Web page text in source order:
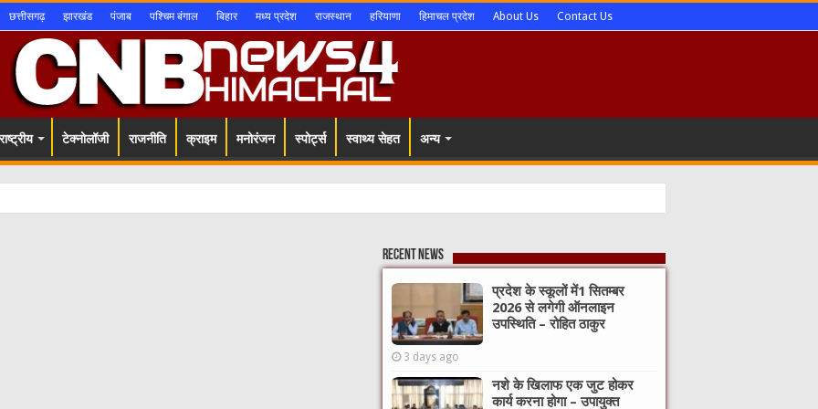
छत्तीसगढ़ झारखंड पंजाब पश्चिम बंगाल बिहार मध्य प्रदेश राजस्थान हरियाणा हिमाचल प्रदेश About Us Contact Us
टेक्नोलॉजी राजनीति क्राइम मनोरंजन स्पोर्ट्स स्वाथ्य सेहत अन्य
Recent News
प्रदेश के स्कूलों में1 सितम्बर
2026 से लगेगी ऑनलाइन
उपस्थिति – रोहित ठाकुर
3 days ago
नशे के खिलाफ एक जुट होकर
कार्य करना होगा – उपायुक्त